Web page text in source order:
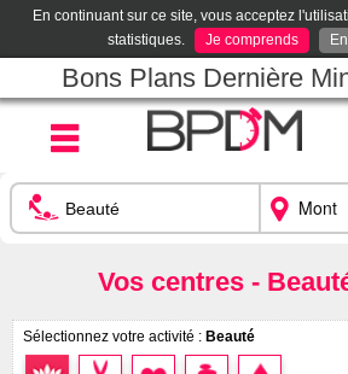
En continuant sur ce site, vous acceptez
statistiques.
Je comprends
Bons Plans Dernière
Vos centres -
Sélectionnez votre activité : Beauté